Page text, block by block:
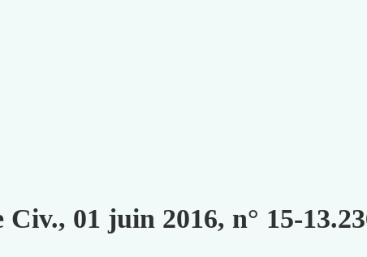
Civ., 01 juin 2016, n° 15-